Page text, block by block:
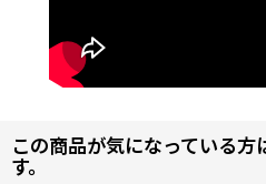
この商品が気になっている
す。